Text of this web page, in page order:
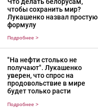
чтобы сохранить мир?
Лукашенко назвал простую
формулу
Подробнее >
"На нефти столько не
получают". Лукашенко
уверен, что спрос на
продовольствие в мире
будет только расти
Подробнее >